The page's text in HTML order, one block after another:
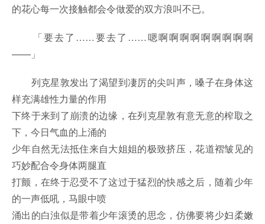
的花心每一次接触都会令做爱的双方浪叫不已。
「要去了……要去了……嗯啊啊啊啊啊啊啊啊啊
——」
列克星敦发出了渴望到凄厉的尖叫声，嗓子在身体这
样充满雄性力量的作用
下终于来到了崩溃的边缘，在列克星敦有意无意的榨取之
下，今日气血的上涌的
少年自然无法抵住来自大姐姐的极致挤压，花道褶皱见的
巧妙配合令身体两腿直
打颤，在终于忍受不了这过于猛烈的快感之后，随着少年
的一声低吼，马眼中喷
涌出的白浊似是带着少年滚烫的思念，仿佛要将少妇柔嫩